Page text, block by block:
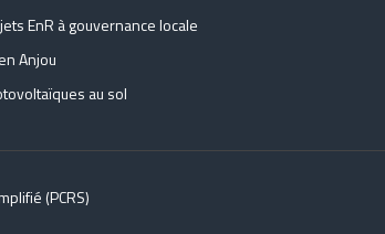
EnR à gouvernance locale
Anjou
au sol
(PCRS)